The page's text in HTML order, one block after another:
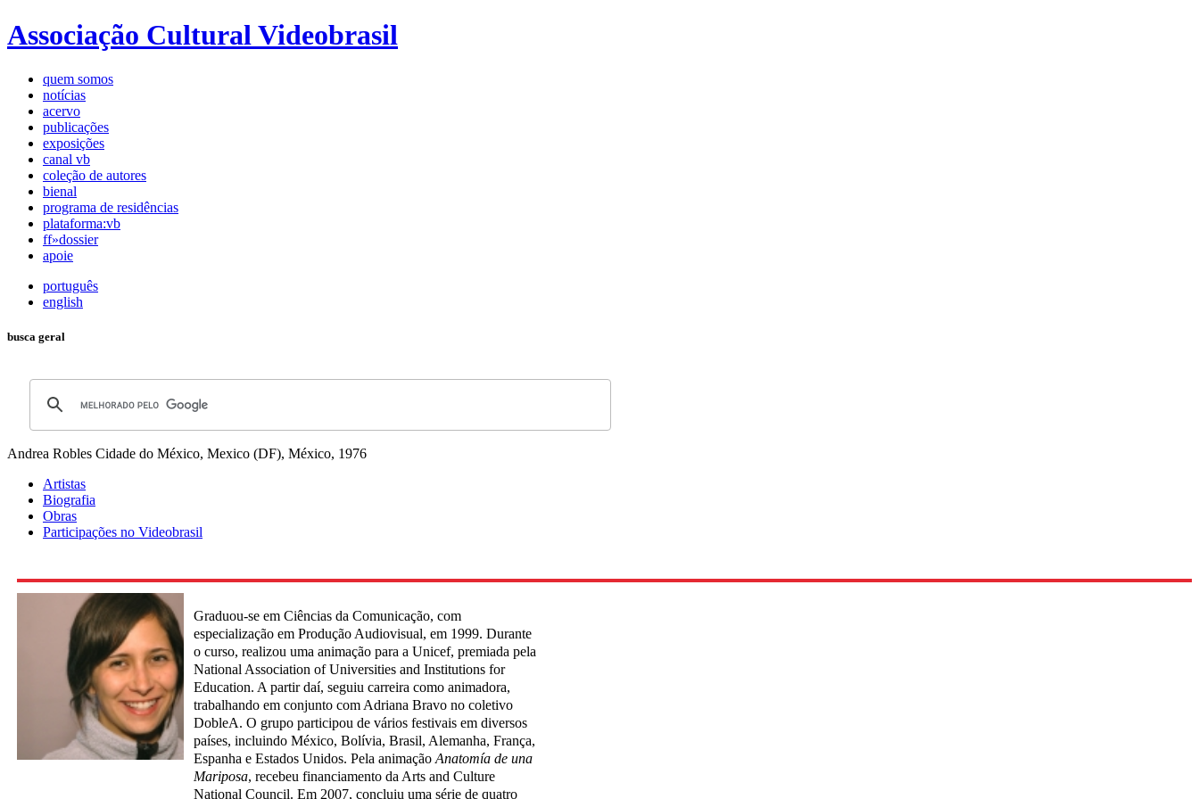
Associação Cultural Videobrasil
quem somos
notícias
acervo
publicações
exposições
canal vb
coleção de autores
bienal
programa de residências
plataforma:vb
ff»dossier
apoie
português
english
busca geral
Andrea Robles Cidade do México, Mexico (DF), México, 1976
Artistas
Biografia
Obras
Participações no Videobrasil
Graduou-se em Ciências da Comunicação, com
especialização em Produção Audiovisual, em 1999. Durante
o curso, realizou uma animação para a Unicef, premiada pela
National Association of Universities and Institutions for
Education. A partir daí, seguiu carreira como animadora,
trabalhando em conjunto com Adriana Bravo no coletivo
DobleA. O grupo participou de vários festivais em diversos
países, incluindo México, Bolívia, Brasil, Alemanha, França,
Espanha e Estados Unidos. Pela animação Anatomía de una
Mariposa, recebeu financiamento da Arts and Culture
National Council. Em 2007, concluiu uma série de quatro